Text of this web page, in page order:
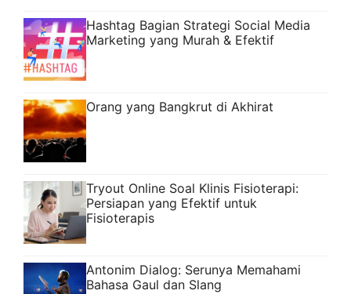
Hashtag Bagian Strategi Social Media
Marketing yang Murah & Efektif
Orang yang Bangkrut di Akhirat
Tryout Online Soal Klinis Fisioterapi:
Persiapan yang Efektif untuk
Fisioterapis
Antonim Dialog: Serunya Memahami
Bahasa Gaul dan Slang